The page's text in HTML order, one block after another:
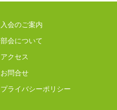
入会のご案内
部会について
アクセス
お問合せ
プライバシーポリシー